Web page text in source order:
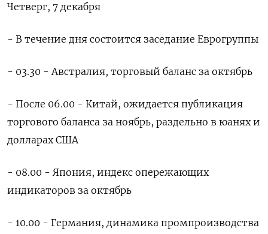
Четверг, 7 декабря
- В течение дня состоится заседание Еврогруппы
- 03.30 - Австралия, торговый баланс за октябрь
- После 06.00 - Китай, ожидается публикация
торгового баланса за ноябрь, раздельно в юанях и
долларах США
- 08.00 - Япония, индекс опережающих
индикаторов за октябрь
- 10.00 - Германия, динамика промпроизводства